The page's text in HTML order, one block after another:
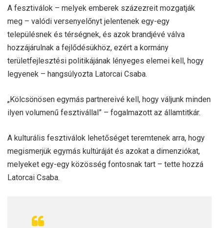
A fesztiválok – melyek emberek százezreit mozgatják
meg – valódi versenyelőnyt jelentenek egy-egy
településnek és térségnek, és azok brandjévé válva
hozzájárulnak a fejlődésükhöz, ezért a kormány
területfejlesztési politikájának lényeges elemei kell, hogy
legyenek – hangsúlyozta Latorcai Csaba.
„Kölcsönösen egymás partnereivé kell, hogy váljunk minden
ilyen volumenű fesztivállal” – fogalmazott az államtitkár.
A kulturális fesztiválok lehetőséget teremtenek arra, hogy
megismerjük egymás kultúráját és azokat a dimenziókat,
melyeket egy-egy közösség fontosnak tart – tette hozzá
Latorcai Csaba.